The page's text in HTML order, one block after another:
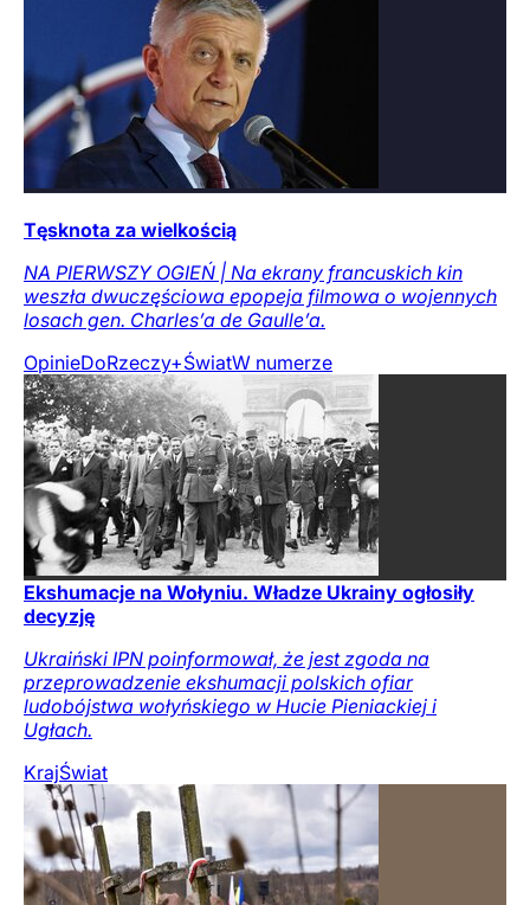
Tęsknota za wielkością
NA PIERWSZY OGIEŃ | Na ekrany francuskich kin
weszła dwuczęściowa epopeja filmowa o wojennych
losach gen. Charles’a de Gaulle’a.
OpinieDoRzeczy+ŚwiatW numerze
Ekshumacje na Wołyniu. Władze Ukrainy ogłosiły
decyzję
Ukraiński IPN poinformował, że jest zgoda na
przeprowadzenie ekshumacji polskich ofiar
ludobójstwa wołyńskiego w Hucie Pieniackiej i
Ugłach.
KrajŚwiat